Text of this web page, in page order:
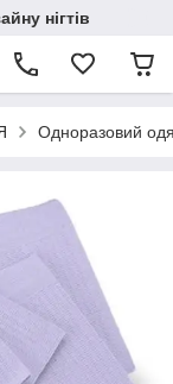
нігтів
Одноразовий